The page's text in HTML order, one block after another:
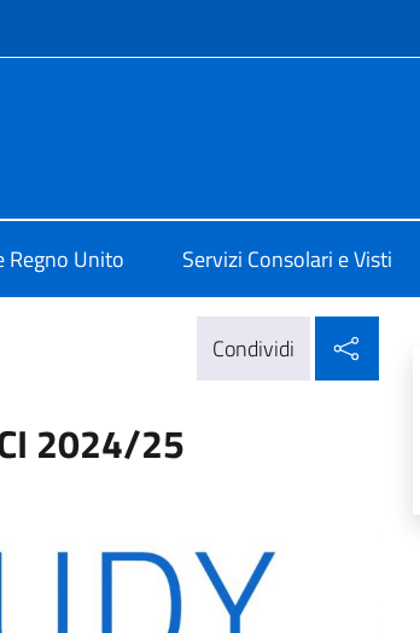
Regno Unito Servizi Consolari e Visti
Condividi
2024/25